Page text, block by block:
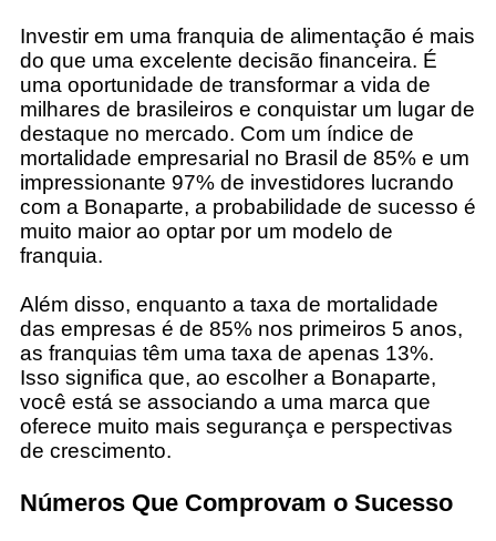
Investir em uma franquia de alimentação é mais
do que uma excelente decisão financeira. É
uma oportunidade de transformar a vida de
milhares de brasileiros e conquistar um lugar de
destaque no mercado. Com um índice de
mortalidade empresarial no Brasil de 85% e um
impressionante 97% de investidores lucrando
com a Bonaparte, a probabilidade de sucesso é
muito maior ao optar por um modelo de
franquia.
Além disso, enquanto a taxa de mortalidade
das empresas é de 85% nos primeiros 5 anos,
as franquias têm uma taxa de apenas 13%.
Isso significa que, ao escolher a Bonaparte,
você está se associando a uma marca que
oferece muito mais segurança e perspectivas
de crescimento.
Números Que Comprovam o Sucesso